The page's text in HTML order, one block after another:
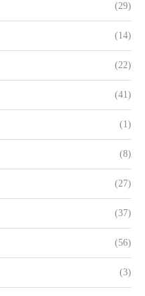
(29)
(14)
(22)
(41)
(1)
(8)
(27)
(37)
(56)
(3)